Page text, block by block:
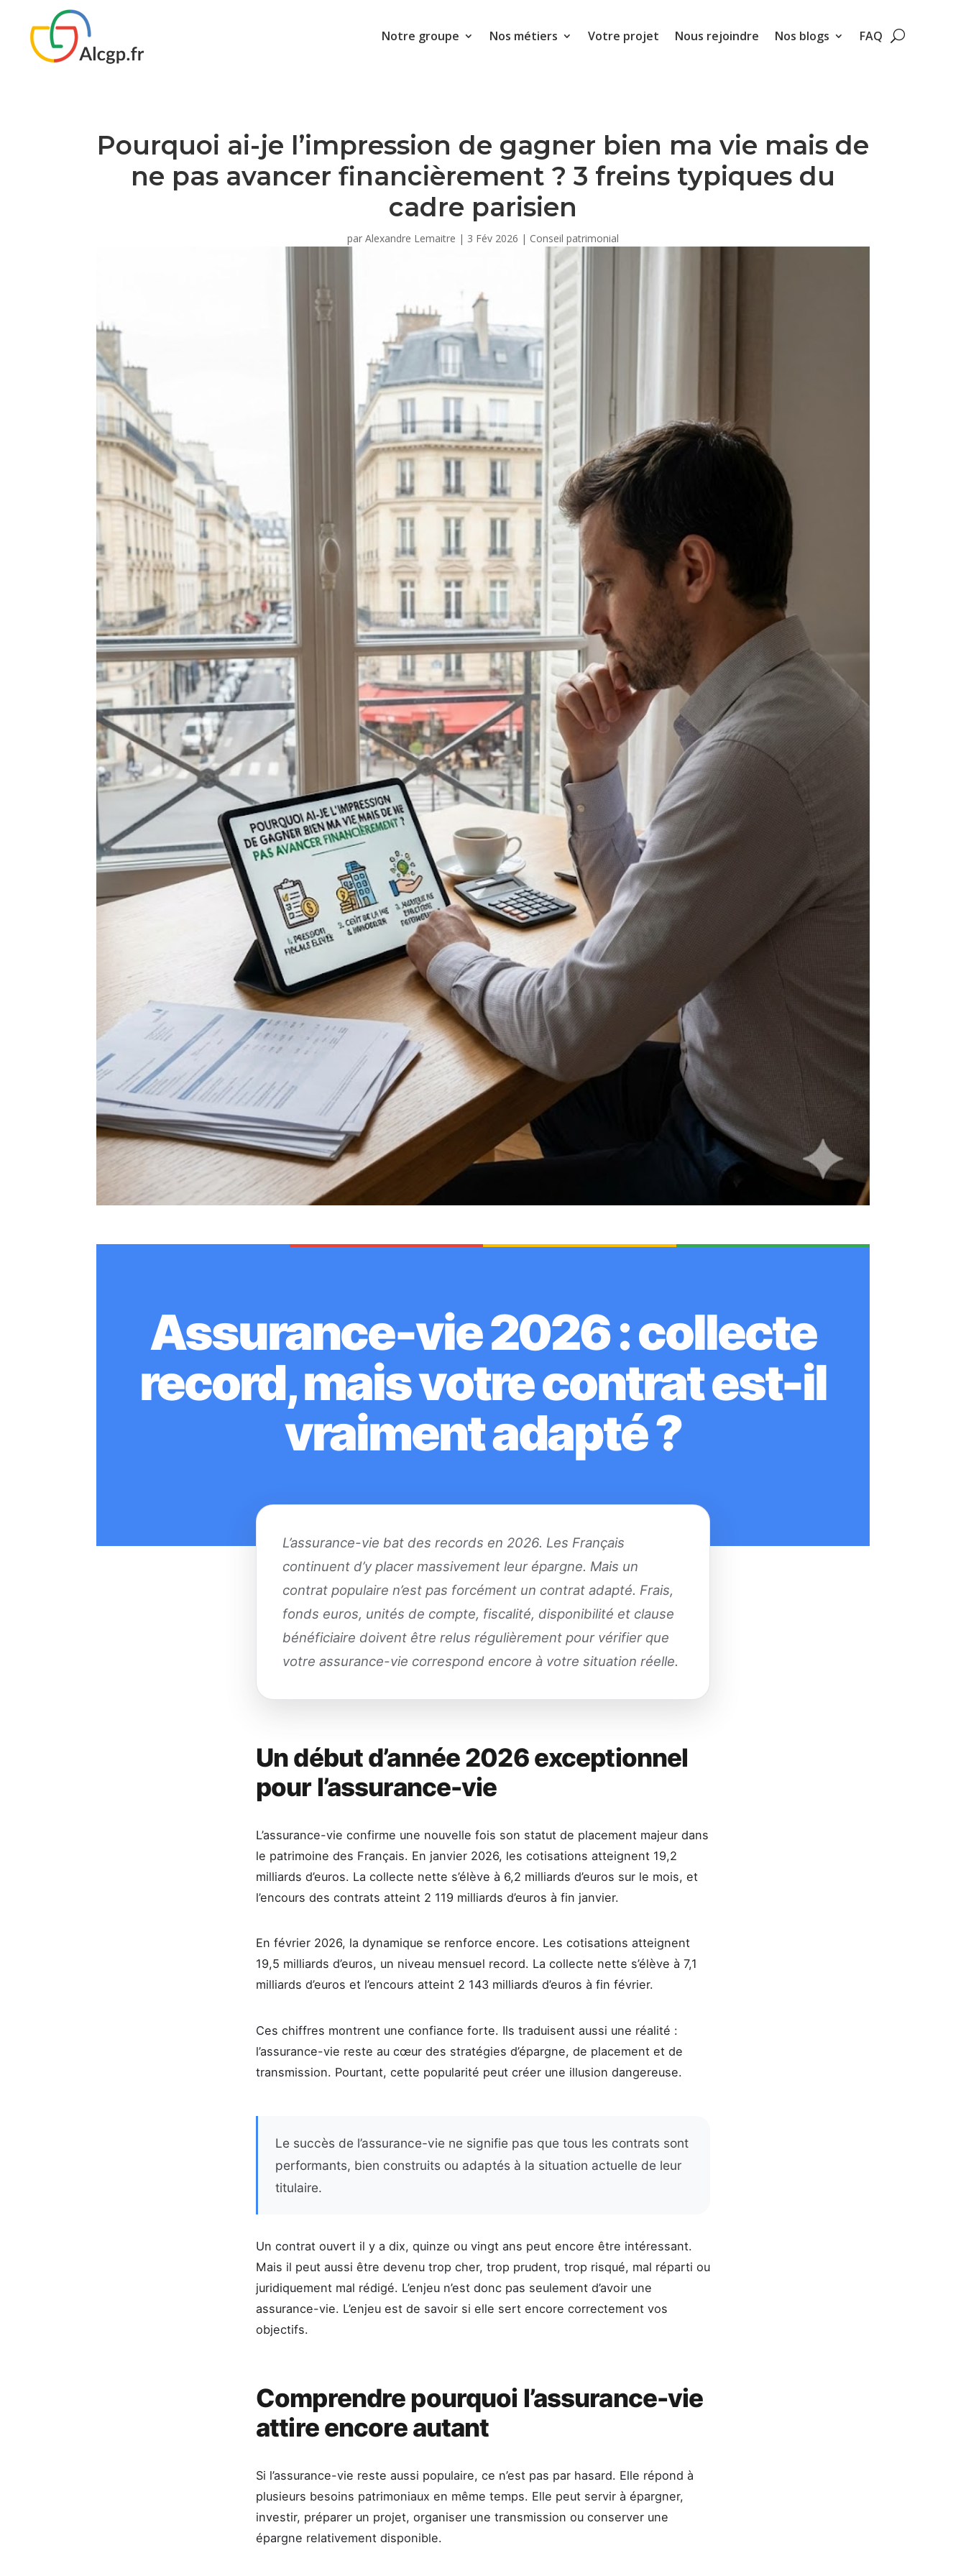
Notre groupe Nos métiers Votre projet Nous rejoindre Nos blogs FAQ
Pourquoi ai-je l’impression de gagner bien ma vie mais de
ne pas avancer financièrement ? 3 freins typiques du
cadre parisien
par Alexandre Lemaitre | 3 Fév 2026 | Conseil patrimonial
Assurance-vie 2026 : collecte
record, mais votre contrat est-il
vraiment adapté ?
L’assurance-vie bat des records en 2026. Les Français
continuent d’y placer massivement leur épargne. Mais un
contrat populaire n’est pas forcément un contrat adapté. Frais,
fonds euros, unités de compte, fiscalité, disponibilité et clause
bénéficiaire doivent être relus régulièrement pour vérifier que
votre assurance-vie correspond encore à votre situation réelle.
Un début d’année 2026 exceptionnel
pour l’assurance-vie
L’assurance-vie confirme une nouvelle fois son statut de placement majeur dans
le patrimoine des Français. En janvier 2026, les cotisations atteignent 19,2
milliards d’euros. La collecte nette s’élève à 6,2 milliards d’euros sur le mois, et
l’encours des contrats atteint 2 119 milliards d’euros à fin janvier.
En février 2026, la dynamique se renforce encore. Les cotisations atteignent
19,5 milliards d’euros, un niveau mensuel record. La collecte nette s’élève à 7,1
milliards d’euros et l’encours atteint 2 143 milliards d’euros à fin février.
Ces chiffres montrent une confiance forte. Ils traduisent aussi une réalité :
l’assurance-vie reste au cœur des stratégies d’épargne, de placement et de
transmission. Pourtant, cette popularité peut créer une illusion dangereuse.
Le succès de l’assurance-vie ne signifie pas que tous les contrats sont
performants, bien construits ou adaptés à la situation actuelle de leur
titulaire.
Un contrat ouvert il y a dix, quinze ou vingt ans peut encore être intéressant.
Mais il peut aussi être devenu trop cher, trop prudent, trop risqué, mal réparti ou
juridiquement mal rédigé. L’enjeu n’est donc pas seulement d’avoir une
assurance-vie. L’enjeu est de savoir si elle sert encore correctement vos
objectifs.
Comprendre pourquoi l’assurance-vie
attire encore autant
Si l’assurance-vie reste aussi populaire, ce n’est pas par hasard. Elle répond à
plusieurs besoins patrimoniaux en même temps. Elle peut servir à épargner,
investir, préparer un projet, organiser une transmission ou conserver une
épargne relativement disponible.